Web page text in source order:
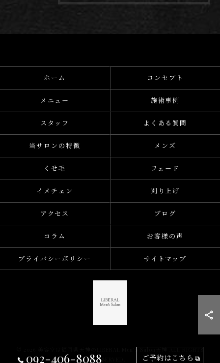
092-406-8088 ご予約はこちら
ホーム コンセプト
メニュー 施術事例
スタッフ よくある質問
当サロンの特徴 メンズ
くせ毛 フェード
イメチェン 刈り上げ
アクセス ブログ
コラム お客様の声
プライバシーポリシー サイトマップ
© 2026 美容室は福岡県天神のLIBERAL Men's Salon天神 ALL RIGHTS
RESERVED.